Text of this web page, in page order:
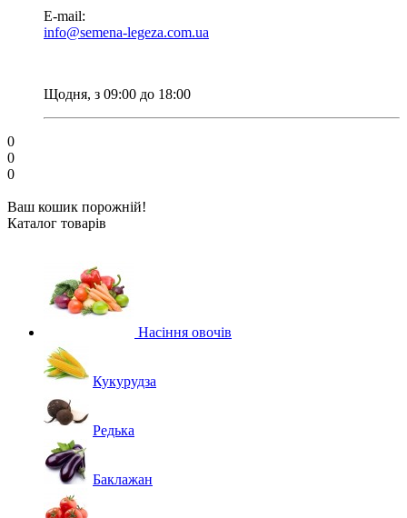
E-mail:
info@semena-legeza.com.ua
Щодня, з 09:00 до 18:00
0
0
0
Ваш кошик порожній!
Каталог товарів
Насіння овочів
Кукурудза
Редька
Баклажан